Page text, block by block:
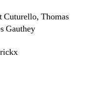
Cuturello, Thomas
Gauthey